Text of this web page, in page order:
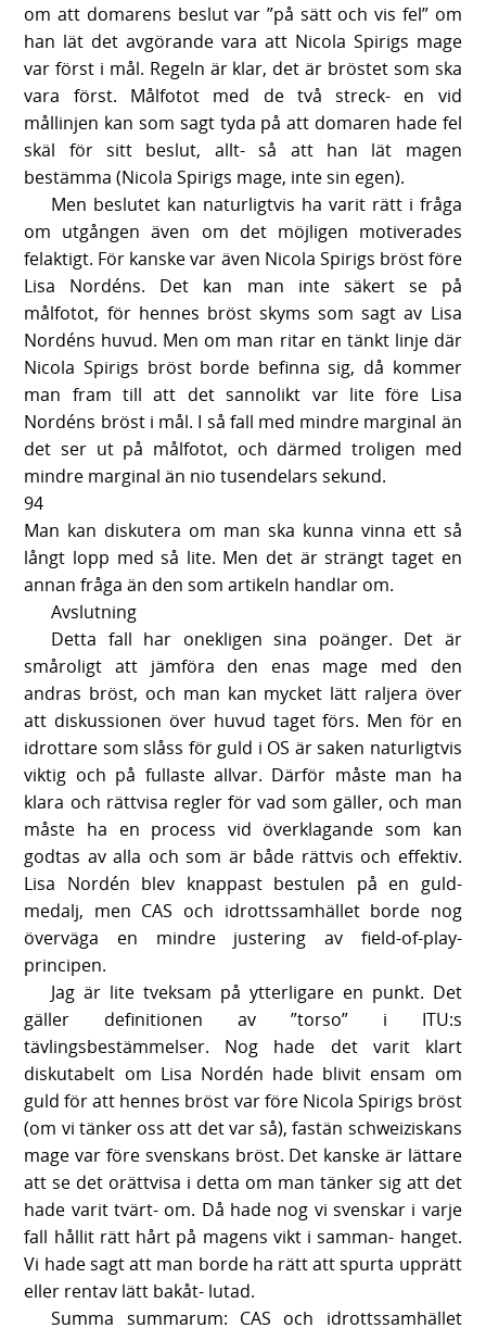
om att domarens beslut var ”på sätt och vis fel” om
han lät det avgörande vara att Nicola Spirigs mage
var först i mål. Regeln är klar, det är bröstet som ska
vara först. Målfotot med de två streck- en vid
mållinjen kan som sagt tyda på att domaren hade fel
skäl för sitt beslut, allt- så att han lät magen
bestämma (Nicola Spirigs mage, inte sin egen).
Men beslutet kan naturligtvis ha varit rätt i fråga
om utgången även om det möjligen motiverades
felaktigt. För kanske var även Nicola Spirigs bröst före
Lisa Nordéns. Det kan man inte säkert se på
målfotot, för hennes bröst skyms som sagt av Lisa
Nordéns huvud. Men om man ritar en tänkt linje där
Nicola Spirigs bröst borde befinna sig, då kommer
man fram till att det sannolikt var lite före Lisa
Nordéns bröst i mål. I så fall med mindre marginal än
det ser ut på målfotot, och därmed troligen med
mindre marginal än nio tusendelars sekund.
94
Man kan diskutera om man ska kunna vinna ett så
långt lopp med så lite. Men det är strängt taget en
annan fråga än den som artikeln handlar om.
Avslutning
Detta fall har onekligen sina poänger. Det är
småroligt att jämföra den enas mage med den
andras bröst, och man kan mycket lätt raljera över
att diskussionen över huvud taget förs. Men för en
idrottare som slåss för guld i OS är saken naturligtvis
viktig och på fullaste allvar. Därför måste man ha
klara och rättvisa regler för vad som gäller, och man
måste ha en process vid överklagande som kan
godtas av alla och som är både rättvis och effektiv.
Lisa Nordén blev knappast bestulen på en guld-
medalj, men CAS och idrottssamhället borde nog
överväga en mindre justering av field-of-play-
principen.
Jag är lite tveksam på ytterligare en punkt. Det
gäller definitionen av ”torso” i ITU:s
tävlingsbestämmelser. Nog hade det varit klart
diskutabelt om Lisa Nordén hade blivit ensam om
guld för att hennes bröst var före Nicola Spirigs bröst
(om vi tänker oss att det var så), fastän schweiziskans
mage var före svenskans bröst. Det kanske är lättare
att se det orättvisa i detta om man tänker sig att det
hade varit tvärt- om. Då hade nog vi svenskar i varje
fall hållit rätt hårt på magens vikt i samman- hanget.
Vi hade sagt att man borde ha rätt att spurta upprätt
eller rentav lätt bakåt- lutad.
Summa summarum: CAS och idrottssamhället